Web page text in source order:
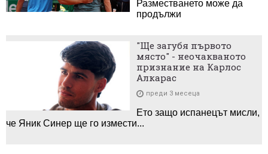
Разместването може да
продължи
"Ще загубя първото
място" - неочакваното
признание на Карлос
Алкарас
преди 3 месеца
Ето защо испанецът мисли,
че Яник Синер ще го измести...